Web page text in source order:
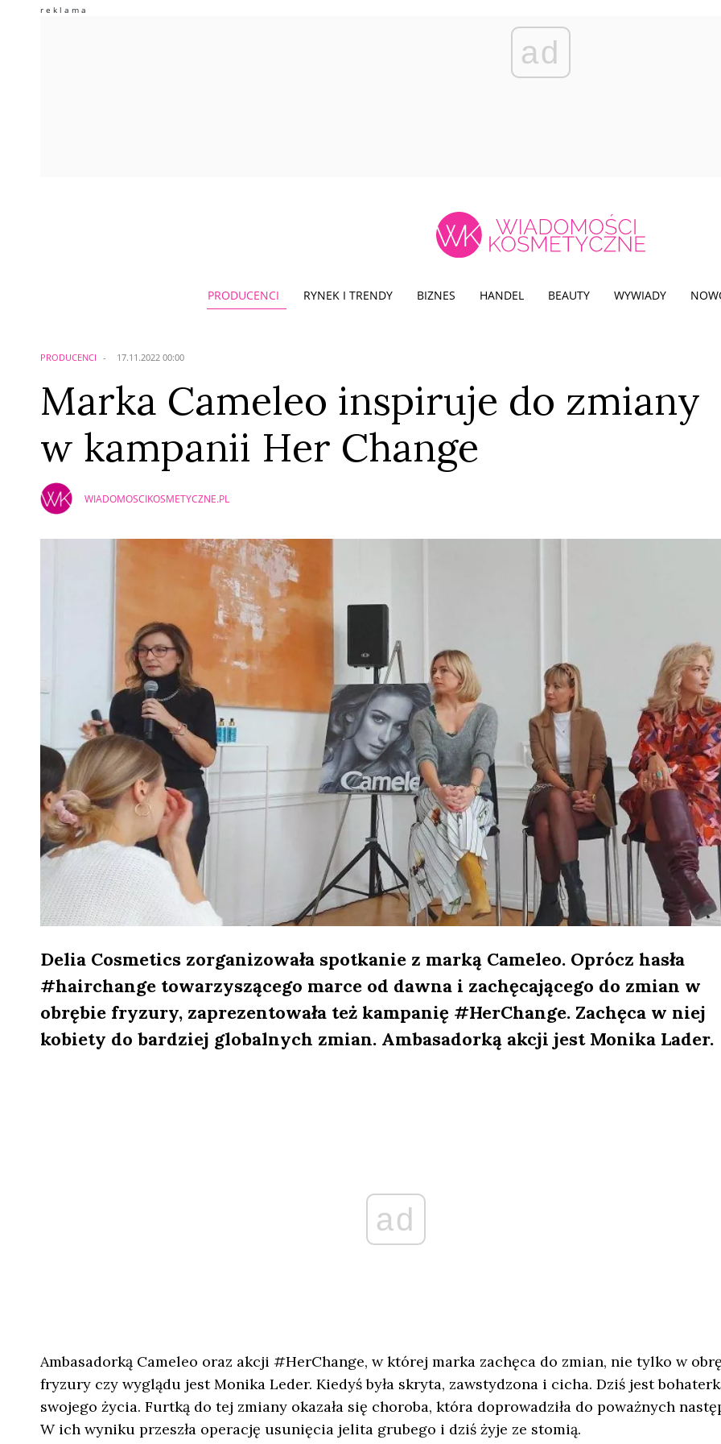
ad
PRODUCENCI RYNEK I TRENDY BIZNES HANDEL BEAUTY WYWIADY
PRODUCENCI 17.11.2022 00:00
Marka Cameleo inspiruje do zmiany
w kampanii Her Change
WIADOMOSCIKOSMETYCZNE.PL
Delia Cosmetics zorganizowała spotkanie z marką Cameleo. Oprócz hasła
#hairchange towarzyszącego marce od dawna i zachęcającego do zmian w
obrębie fryzury, zaprezentowała też kampanię #HerChange. Zachęca w niej
kobiety do bardziej globalnych zmian. Ambasadorką akcji jest Monika Lader.
ad
Ambasadorką Cameleo oraz akcji #HerChange, w której marka zachęca do zmian, nie tylko w
fryzury czy wyglądu jest Monika Leder. Kiedyś była skryta, zawstydzona i cicha. Dziś jest
swojego życia. Furtką do tej zmiany okazała się choroba, która doprowadziła do poważnych
W ich wyniku przeszła operację usunięcia jelita grubego i dziś żyje ze stomią.